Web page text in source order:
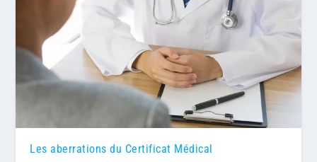
Les aberrations du Certificat Médical